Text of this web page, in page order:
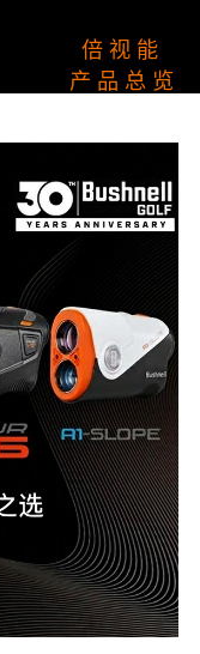
倍 视 能
产 品 总 览